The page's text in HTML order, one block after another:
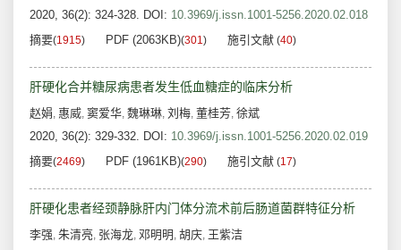
2020, 36(2): 324-328. DOI: 10.3969/j.issn.1001-5256.2020.02.018
摘要(1915) PDF (2063KB)(301) 施引文献 (40)
肝硬化合并糖尿病患者发生低血糖症的临床分析
赵娟, 惠威, 窦爱华, 魏琳琳, 刘梅, 董桂芳, 徐斌
2020, 36(2): 329-332. DOI: 10.3969/j.issn.1001-5256.2020.02.019
摘要(2469) PDF (1961KB)(290) 施引文献 (17)
肝硬化患者经颈静脉肝内门体分流术前后肠道菌群特征分析
李强, 朱清亮, 张海龙, 邓明明 , 胡庆, 王紫洁